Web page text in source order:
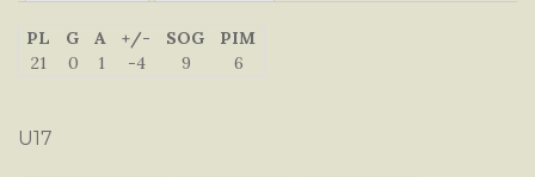
PL G A +/- SOG
PIM
21
0 1 -4 9 6
U17